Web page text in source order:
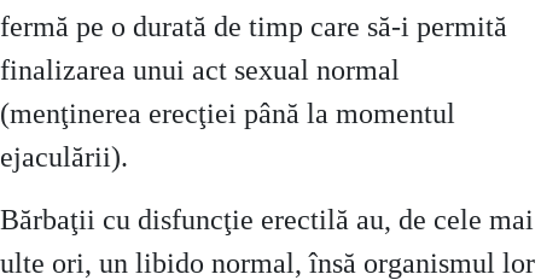
fermă pe o durată de timp care să-i permită
finalizarea unui act sexual normal
(menţinerea erecţiei până la momentul
ejaculării).
Bărbaţii cu disfuncţie erectilă au, de cele mai
ulte ori, un libido normal, însă organismul lor